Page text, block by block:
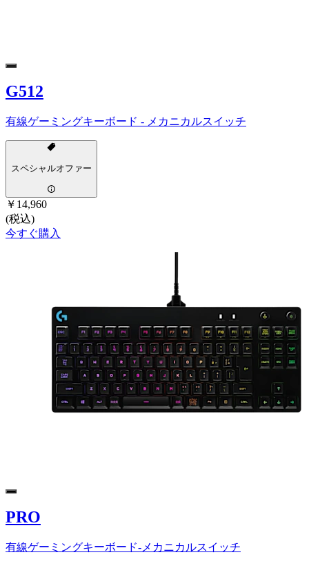
G512
有線ゲーミングキーボード - メカニカルスイッチ
スペシャルオファー
￥14,960
(税込)
今すぐ購入
PRO
有線ゲーミングキーボード-メカニカルスイッチ